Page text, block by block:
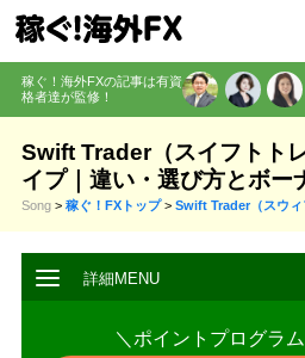
稼ぐ！海外FXの記事は有資
格者達が監修 ！
Swift Trader（スイフトト
イプ｜違い・選び方とボー
Song > 稼ぐ！FXトップ> Swift Trader（スウィ
＼ポイントプログラ